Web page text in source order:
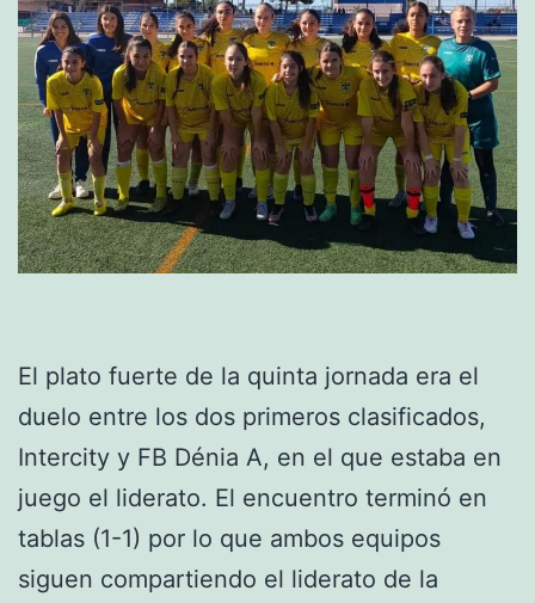
El plato fuerte de la quinta jornada era el
duelo entre los dos primeros clasificados,
Intercity y FB Dénia A, en el que estaba en
juego el liderato. El encuentro terminó en
tablas (1-1) por lo que ambos equipos
siguen compartiendo el liderato de la